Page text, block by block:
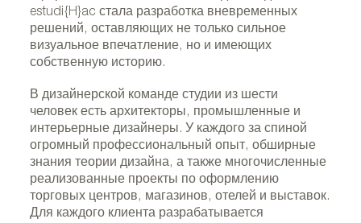
estudi{H}ac стала разработка вневременных
решений, оставляющих не только сильное
визуальное впечатление, но и имеющих
собственную историю.
В дизайнерской команде студии из шести
человек есть архитекторы, промышленные и
интерьерные дизайнеры. У каждого за спиной
огромный профессиональный опыт, обширные
знания теории дизайна, а также многочисленные
реализованные проекты по оформлению
торговых центров, магазинов, отелей и выставок.
Для каждого клиента разрабатывается